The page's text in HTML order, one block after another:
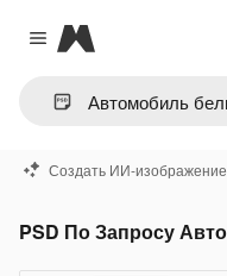
Close menu
Magnific
Создать ИИ-изображение